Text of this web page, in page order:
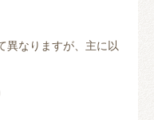
異なりますが、主に以